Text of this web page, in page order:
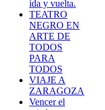
ida y vuelta.
TEATRO
NEGRO EN
ARTE DE
TODOS
PARA
TODOS
VIAJE A
ZARAGOZA
Vencer el